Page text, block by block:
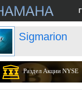
Sigmarion
Раздел Акции NYSE